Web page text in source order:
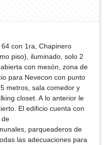
con 1ra, Chapinero
piso), iluminado, solo 2
con mesón, zona de
para Nevecon con punto
metros, sala comedor y
closet. A lo anterior le
El edificio cuenta con
de
parqueaderos de
las adecuaciones para